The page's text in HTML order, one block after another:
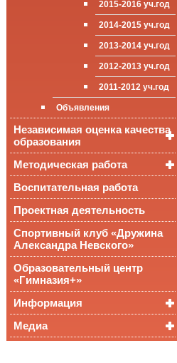
ООП СОО
школа»
приёма (перевода)
поддержки обучающихся
Международное
сотрудничество
Организация питания в
образовательной
организации
2015-2016 уч.год
2014-2015 уч.год
2013-2014 уч.год
2012-2013 уч.год
2011-2012 уч.год
Объявления
Независимая оценка качества
образования
Независимая оценка
качества подготовки
обучающихся
Всероссийские
проверочные
работы
Всероссийская
олимпиада
мониторинг системы
образования
Методическая работа
Уроки, мероприятия
Публикации
Материалы
педагогического форума
Воспитательная работа
Проектная деятельность
Спортивный клуб «Дружина
Александра Невского»
Образовательный центр
«Гимназия+»
Информация
Медиа